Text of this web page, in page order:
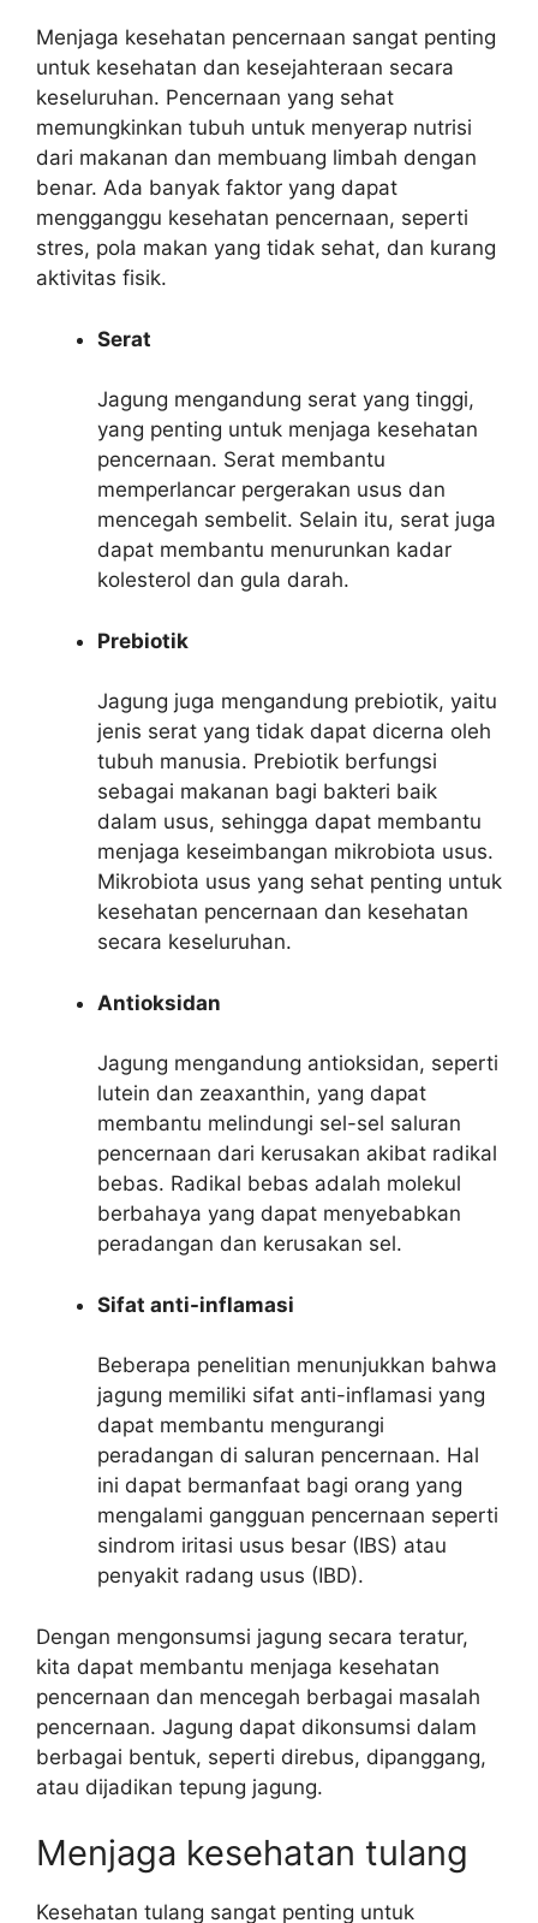
Menjaga kesehatan pencernaan sangat penting
untuk kesehatan dan kesejahteraan secara
keseluruhan. Pencernaan yang sehat
memungkinkan tubuh untuk menyerap nutrisi
dari makanan dan membuang limbah dengan
benar. Ada banyak faktor yang dapat
mengganggu kesehatan pencernaan, seperti
stres, pola makan yang tidak sehat, dan kurang
aktivitas fisik.
Serat
Jagung mengandung serat yang tinggi,
yang penting untuk menjaga kesehatan
pencernaan. Serat membantu
memperlancar pergerakan usus dan
mencegah sembelit. Selain itu, serat juga
dapat membantu menurunkan kadar
kolesterol dan gula darah.
Prebiotik
Jagung juga mengandung prebiotik, yaitu
jenis serat yang tidak dapat dicerna oleh
tubuh manusia. Prebiotik berfungsi
sebagai makanan bagi bakteri baik
dalam usus, sehingga dapat membantu
menjaga keseimbangan mikrobiota usus.
Mikrobiota usus yang sehat penting untuk
kesehatan pencernaan dan kesehatan
secara keseluruhan.
Antioksidan
Jagung mengandung antioksidan, seperti
lutein dan zeaxanthin, yang dapat
membantu melindungi sel-sel saluran
pencernaan dari kerusakan akibat radikal
bebas. Radikal bebas adalah molekul
berbahaya yang dapat menyebabkan
peradangan dan kerusakan sel.
Sifat anti-inflamasi
Beberapa penelitian menunjukkan bahwa
jagung memiliki sifat anti-inflamasi yang
dapat membantu mengurangi
peradangan di saluran pencernaan. Hal
ini dapat bermanfaat bagi orang yang
mengalami gangguan pencernaan seperti
sindrom iritasi usus besar (IBS) atau
penyakit radang usus (IBD).
Dengan mengonsumsi jagung secara teratur,
kita dapat membantu menjaga kesehatan
pencernaan dan mencegah berbagai masalah
pencernaan. Jagung dapat dikonsumsi dalam
berbagai bentuk, seperti direbus, dipanggang,
atau dijadikan tepung jagung.
Menjaga kesehatan tulang
Kesehatan tulang sangat penting untuk